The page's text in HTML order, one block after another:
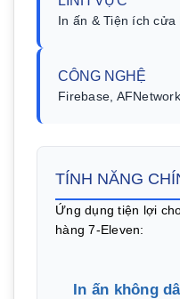
In ấn & Tiện ích cửa
CÔNG NGHỆ
Firebase,
TÍNH NĂNG
Ứng dụng tiện lợi
hàng 7-Eleven:
In ấn không